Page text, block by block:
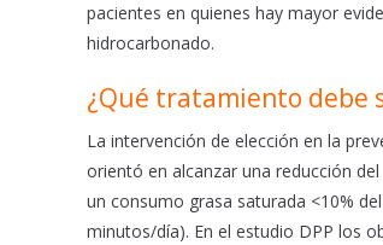
pacientes en quienes hay mayor
hidrocarbonado.
¿Qué tratamiento debe
La intervención de elección en la
orientó en alcanzar una reducción
un consumo grasa saturada <10%
minutos/día). En el estudio DPP los